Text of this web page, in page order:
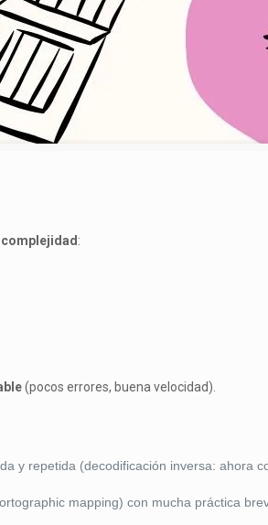
:
(pocos errores, buena velocidad).
y repetida (decodificación inversa: ahora
mapping) con mucha práctica